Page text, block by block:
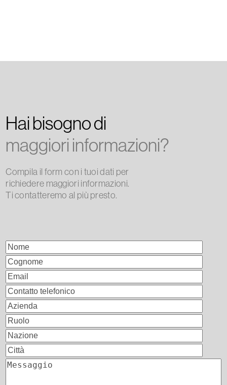
Hai bisogno di
maggiori informazioni?
Compila il form con i tuoi dati per
richiedere maggiori informazioni.
Ti contatteremo al più presto.